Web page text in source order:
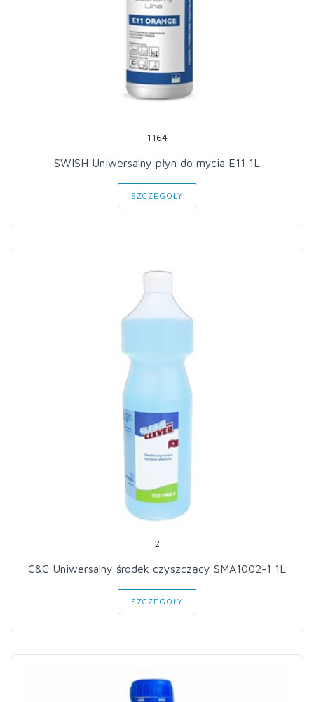
1164
SWISH Uniwersalny płyn do mycia E11 1L
SZCZEGÓŁY
2
C&C Uniwersalny środek czyszczący SMA1002-1 1L
SZCZEGÓŁY